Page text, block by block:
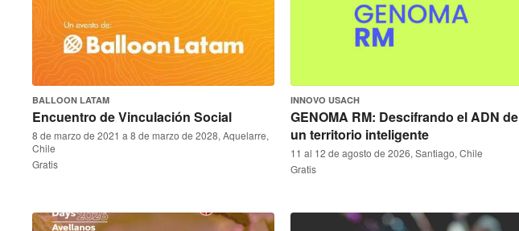
BALLOON LATAM
Encuentro de Vinculación Social
8 de marzo de 2021 a 8 de marzo de 2028, Aquelarre,
Chile
Gratis
INNOVO USACH
GENOMA RM: Descifrando el ADN de
un territorio inteligente
11 al 12 de agosto de 2026, Santiago, Chile
Gratis